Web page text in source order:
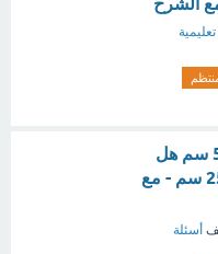
محيط مربع طول ضلعه 5 سم هل
هو 15 سم او 20 سم او 25 سم - مع
أسئلة